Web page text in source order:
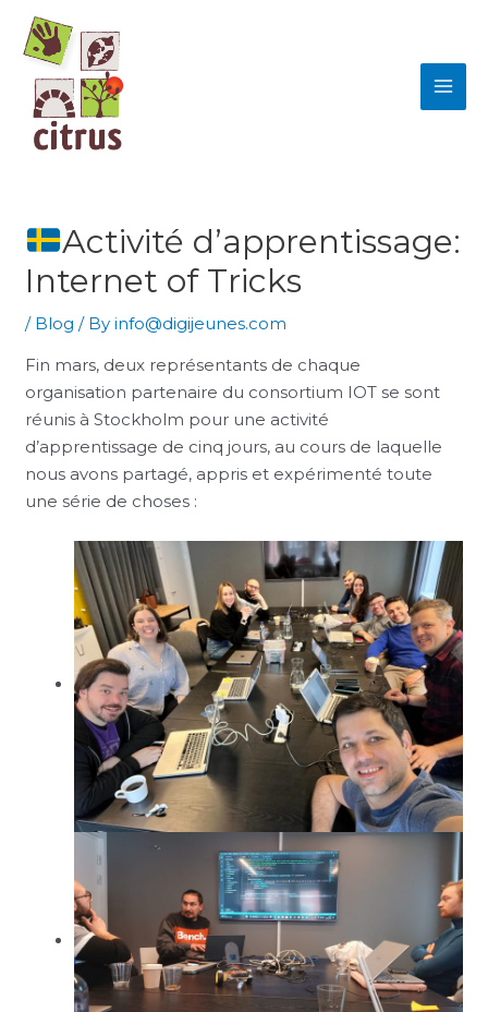
content
Activité d’apprentissage:
Internet of Tricks
/ Blog / Byinfo@digijeunes.com
Fin mars, deux représentants de chaque
organisation partenaire du consortium IOT se sont
réunis à Stockholm pour une activité
d’apprentissage de cinq jours, au cours de laquelle
nous avons partagé, appris et expérimenté toute
une série de choses :